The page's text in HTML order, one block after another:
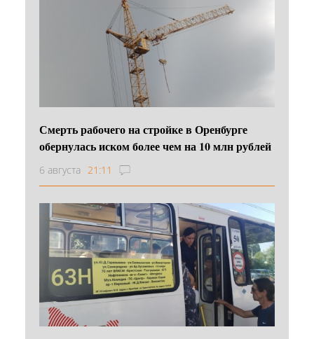
Смерть рабочего на стройке в Оренбурге
обернулась иском более чем на 10 млн рублей
6 августа 21:11